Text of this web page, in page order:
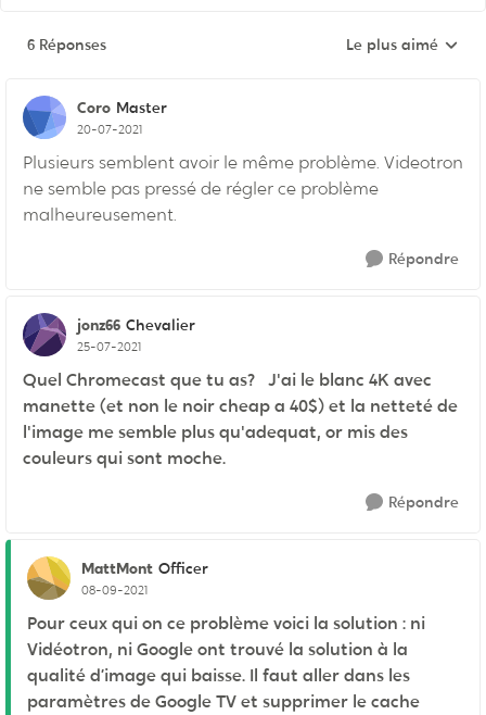
6 Réponses Réponses triées
Le plus aimé
Coro Master
20-07-2021
Plusieurs semblent avoir le même problème. Videotron
ne semble pas pressé de régler ce problème
malheureusement.
Répondre
jonz66 Chevalier
25-07-2021
Quel Chromecast que tu as? J'ai le blanc 4K avec
manette (et non le noir cheap a 40$) et la netteté de
l'image me semble plus qu'adequat, or mis des
couleurs qui sont moche.
Répondre
MattMont Officer
08-09-2021
Pour ceux qui on ce problème voici la solution : ni
Vidéotron, ni Google ont trouvé la solution à la
qualité d’image qui baisse. Il faut aller dans les
paramètres de Google TV et supprimer le cache